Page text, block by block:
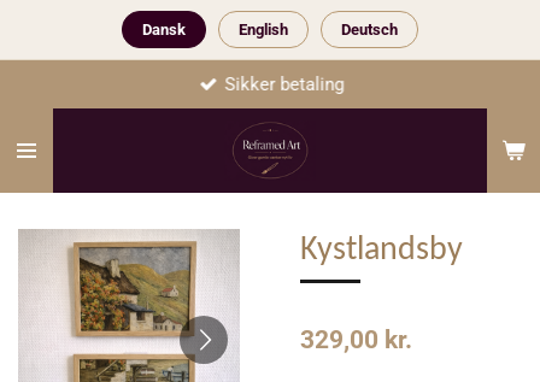
Dansk English Deutsch
til
Sikker betaling
Kystlandsby
329,00 kr.